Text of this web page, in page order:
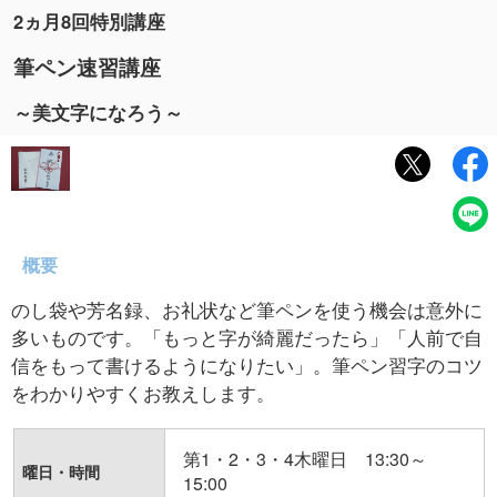
2ヵ月8回特別講座
筆ペン速習講座
～美文字になろう～
概要
のし袋や芳名録、お礼状など筆ペンを使う機会は意外に
多いものです。「もっと字が綺麗だったら」「人前で自
信をもって書けるようになりたい」。筆ペン習字のコツ
をわかりやすくお教えします。
曜日・時間
第1・2・3・4木曜日 13:30～
15:00